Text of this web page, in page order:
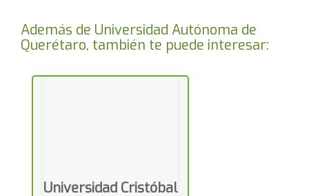
Además de Universidad Autónoma de
Querétaro, también te puede interesar:
Universidad Cristóbal